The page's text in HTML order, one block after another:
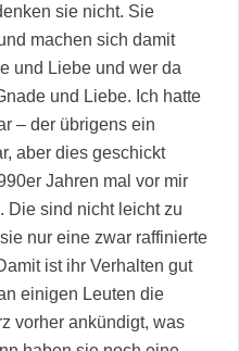
sie nicht. Sie
machen sich damit
und Liebe und wer da
und Liebe. Ich hatte
– der übrigens ein
aber dies geschickt
Jahren mal vor mir
Die sind nicht leicht zu
nur eine zwar raffinierte
ist ihr Verhalten gut
einigen Leuten die
vorher ankündigt, was